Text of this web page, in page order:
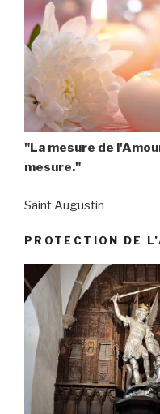
"La mesure de
mesure."
Saint Augustin
PROTECTION DE